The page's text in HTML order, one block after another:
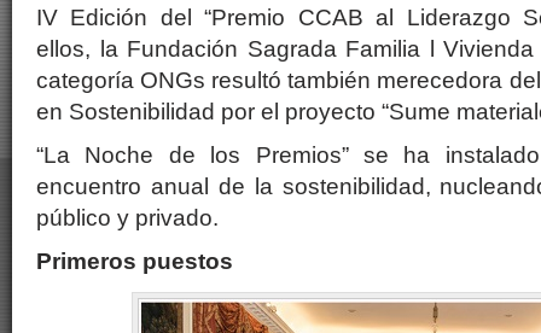
IV Edición del “Premio CCAB al Liderazgo
ellos, la Fundación Sagrada Familia l
categoría ONGs resultó también merecedora
en Sostenibilidad por el proyecto “Sume
“La Noche de los Premios” se ha
encuentro anual de la sostenibilidad,
público y privado.
Primeros puestos